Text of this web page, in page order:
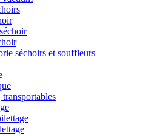
séchoirs et souffleurs